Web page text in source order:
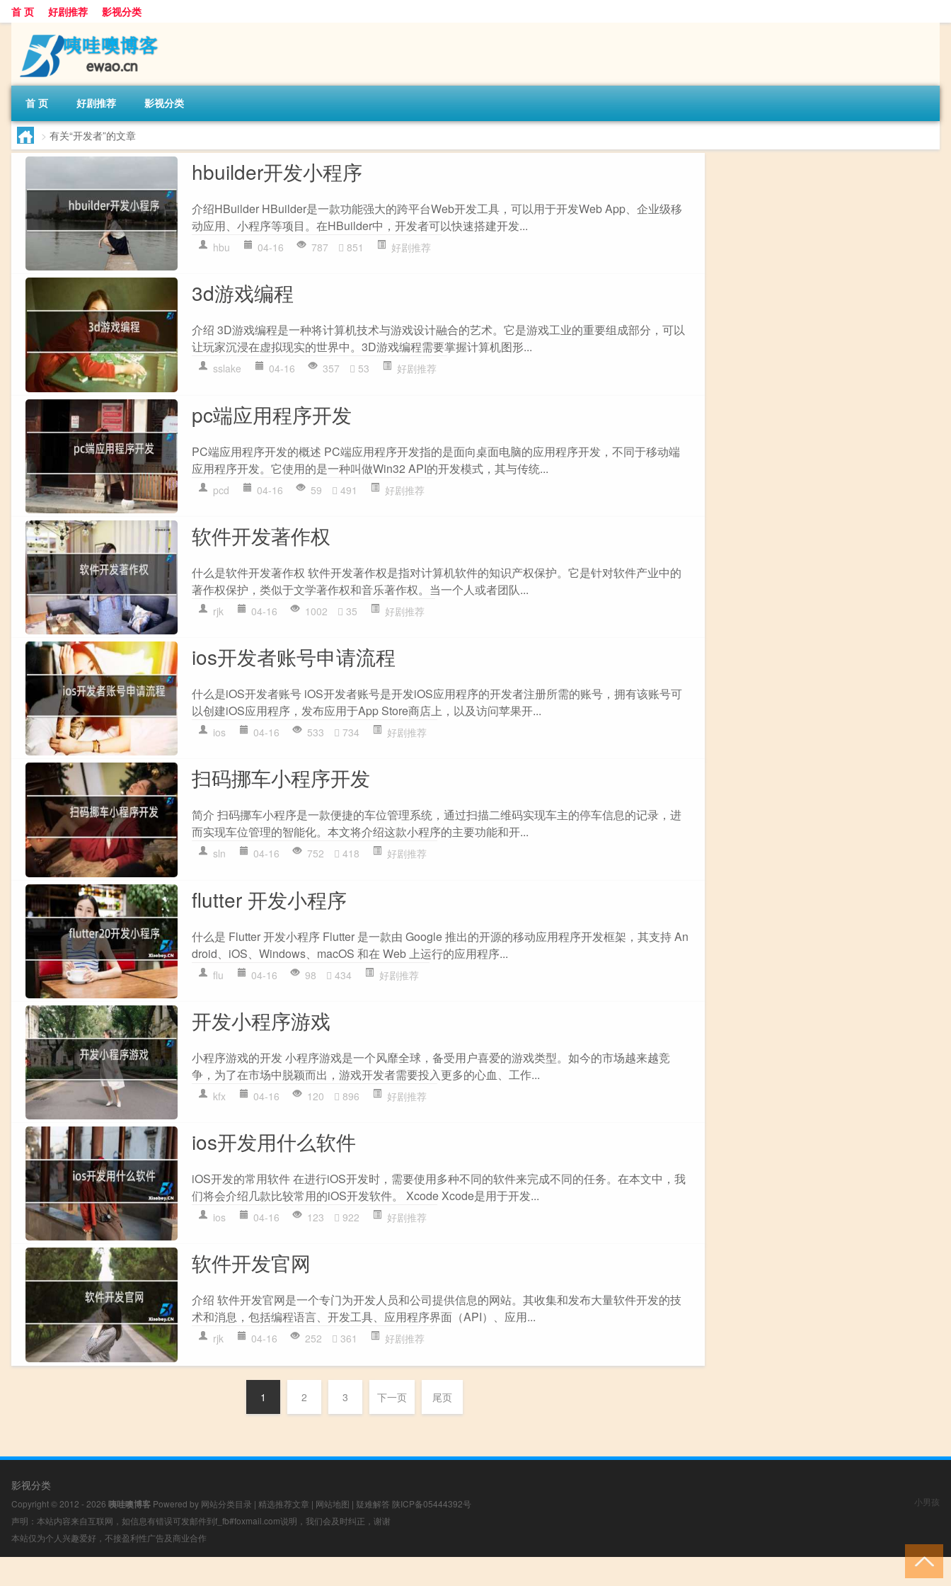
首 页 好剧推荐 影视分类
首 页 好剧推荐 影视分类
> 有关“开发者”的文章
hbuilder开发小程序
介绍HBuilder HBuilder是一款功能强大的跨平台Web开发工具，可以用于开发Web App、企业级移
动应用、小程序等项目。在HBuilder中，开发者可以快速搭建开发...
hbu 04-16 787 851 好剧推荐
3d游戏编程
介绍 3D游戏编程是一种将计算机技术与游戏设计融合的艺术。它是游戏工业的重要组成部分，可以
让玩家沉浸在虚拟现实的世界中。3D游戏编程需要掌握计算机图形...
sslake 04-16 357 53 好剧推荐
pc端应用程序开发
PC端应用程序开发的概述 PC端应用程序开发指的是面向桌面电脑的应用程序开发，不同于移动端
应用程序开发。它使用的是一种叫做Win32 API的开发模式，其与传统...
pcd 04-16 59 491 好剧推荐
软件开发著作权
什么是软件开发著作权 软件开发著作权是指对计算机软件的知识产权保护。它是针对软件产业中的
著作权保护，类似于文学著作权和音乐著作权。当一个人或者团队...
rjk 04-16 1002 35 好剧推荐
ios开发者账号申请流程
什么是iOS开发者账号 iOS开发者账号是开发iOS应用程序的开发者注册所需的账号，拥有该账号可
以创建iOS应用程序，发布应用于App Store商店上，以及访问苹果开...
ios 04-16 533 734 好剧推荐
扫码挪车小程序开发
简介 扫码挪车小程序是一款便捷的车位管理系统，通过扫描二维码实现车主的停车信息的记录，进
而实现车位管理的智能化。本文将介绍这款小程序的主要功能和开...
sln 04-16 752 418 好剧推荐
flutter 开发小程序
什么是 Flutter 开发小程序 Flutter 是一款由 Google 推出的开源的移动应用程序开发框架，其支持 An
droid、iOS、Windows、macOS 和在 Web 上运行的应用程序...
flu 04-16 98 434 好剧推荐
开发小程序游戏
小程序游戏的开发 小程序游戏是一个风靡全球，备受用户喜爱的游戏类型。如今的市场越来越竞
争，为了在市场中脱颖而出，游戏开发者需要投入更多的心血、工作...
kfx 04-16 120 896 好剧推荐
ios开发用什么软件
iOS开发的常用软件 在进行iOS开发时，需要使用多种不同的软件来完成不同的任务。在本文中，我
们将会介绍几款比较常用的iOS开发软件。 Xcode Xcode是用于开发...
ios 04-16 123 922 好剧推荐
软件开发官网
介绍 软件开发官网是一个专门为开发人员和公司提供信息的网站。其收集和发布大量软件开发的技
术和消息，包括编程语言、开发工具、应用程序界面（API）、应用...
rjk 04-16 252 361 好剧推荐
1 2 3 下一页 尾页
影视分类
Copyright © 2012 - 2026 咦哇噢博客 Powered by 网站分类目录 | 精选推荐文章 | 网站地图 | 疑难解答 陕ICP备05444392号
声明：本站内容来自互联网，如信息有错误可发邮件到f_fb#foxmail.com说明，我们会及时纠正，谢谢
本站仅为个人兴趣爱好，不接盈利性广告及商业合作
小男孩